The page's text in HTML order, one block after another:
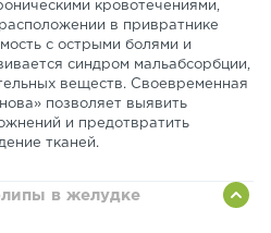
кровотечениями,
в привратнике
с острыми болями и
синдром мальабсорбции,
веществ. Своевременная
позволяет выявить
и предотвратить
тканей.
в желудке